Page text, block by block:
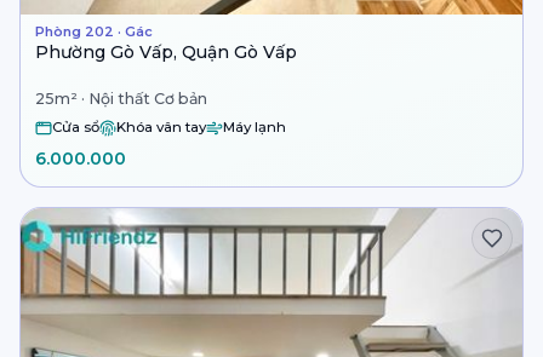
Phòng 202 · Gác
Phường Gò Vấp, Quận Gò Vấp
25m² · Nội thất Cơ bản
Cửa sổ Khóa vân tay Máy lạnh
6.000.000